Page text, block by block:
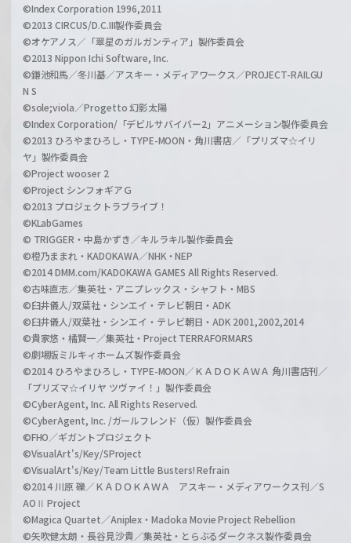
©Index Corporation 1996,2011
©2013 CIRCUS/D.C.III製作委員会
©オケアノス／「翠星のガルガンティア」製作委員会
©2013 Nippon Ichi Software, Inc.
©鎌池和馬／冬川基／アスキー・メディアワークス／PROJECT-RAILGU
N S
©sole;viola／Progetto 幻影太陽
©Index Corporation/「デビルサバイバー2」アニメーション製作委員会
©2013 ひろやまひろし・TYPE-MOON・角川書店／「プリズマ☆イリ
ヤ」製作委員会
©Project wooser 2
©Project シンフォギアＧ
©2013 プロジェクトラブライブ！
©KLabGames
© TRIGGER・中島かずき／キルラキル製作委員会
©橙乃ままれ・KADOKAWA／NHK・NEP
©2014 DMM.com/KADOKAWA GAMES All Rights Reserved.
©古味直志／集英社・アニプレックス・シャフト・MBS
©臼井儀人/双葉社・シンエイ・テレビ朝日・ADK
©臼井儀人/双葉社・シンエイ・テレビ朝日・ADK 2001,2002,2014
©貴家悠・橘賢一／集英社・Project TERRAFORMARS
©劇場版ミルキィホームズ製作委員会
©2014 ひろやまひろし・TYPE-MOON／ＫＡＤＯＫＡＷＡ 角川書店刊／
「プリズマ☆イリヤ ツヴァイ！」製作委員会
©CyberAgent, Inc. All Rights Reserved.
©CyberAgent, Inc. /ガールフレンド（仮）製作委員会
©FHO／ギガントプロジェクト
©VisualArt's/Key/SProject
©VisualArt's/Key/Team Little Busters! Refrain
©2014 川原 礫／ＫＡＤＯＫＡＷＡ アスキー・メディアワークス刊／S
AOⅡ Project
©Magica Quartet／Aniplex・Madoka Movie Project Rebellion
©矢吹健太朗・長谷見沙貴／集英社・とらぶるダークネス製作委員会